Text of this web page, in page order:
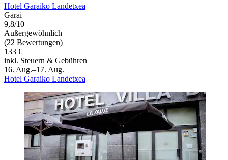
Hotel Garaiko Landetxea
Garai
9,8/10
Außergewöhnlich
(22 Bewertungen)
133 €
inkl. Steuern & Gebühren
16. Aug.–17. Aug.
Hotel Garaiko Landetxea